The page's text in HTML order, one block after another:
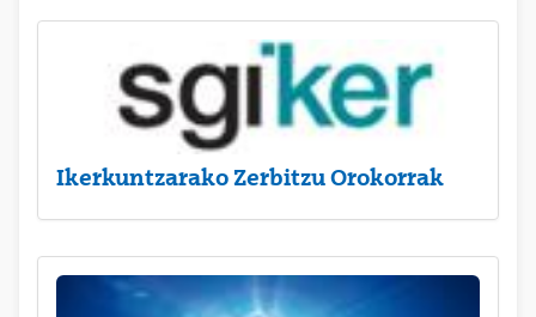
Ikerkuntzarako Zerbitzu Orokorrak